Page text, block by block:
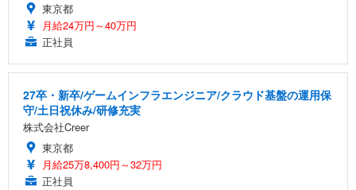
東京都
月給24万円～40万円
正社員
27卒・新卒/ゲームインフラエンジニア/クラウド基盤の運用保
守/土日祝休み/研修充実
株式会社Creer
東京都
月給25万8,400円～32万円
正社員